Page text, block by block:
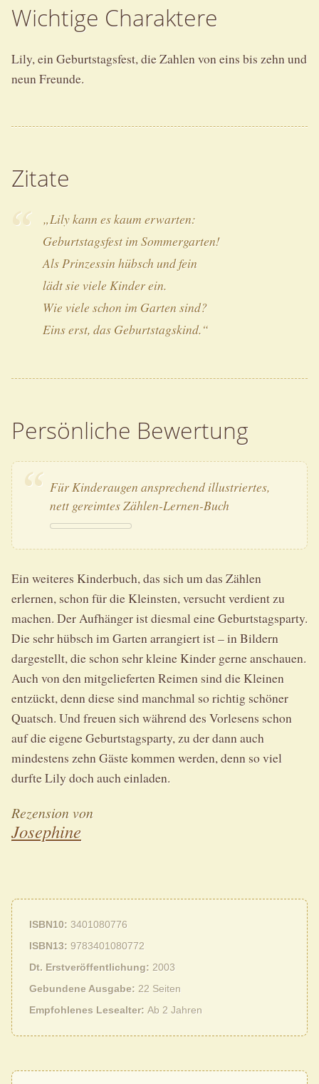
Wichtige Charaktere
Lily, ein Geburtstagsfest, die Zahlen von eins bis zehn und
neun Freunde.
Zitate
„Lily kann es kaum erwarten:
Geburtstagsfest im Sommergarten!
Als Prinzessin hübsch und fein
lädt sie viele Kinder ein.
Wie viele schon im Garten sind?
Eins erst, das Geburtstagskind.“
Persönliche Bewertung
Für Kinderaugen ansprechend illustriertes,
nett gereimtes Zählen-Lernen-Buch
Ein weiteres Kinderbuch, das sich um das Zählen
erlernen, schon für die Kleinsten, versucht verdient zu
machen. Der Aufhänger ist diesmal eine Geburtstagsparty.
Die sehr hübsch im Garten arrangiert ist – in Bildern
dargestellt, die schon sehr kleine Kinder gerne anschauen.
Auch von den mitgelieferten Reimen sind die Kleinen
entzückt, denn diese sind manchmal so richtig schöner
Quatsch. Und freuen sich während des Vorlesens schon
auf die eigene Geburtstagsparty, zu der dann auch
mindestens zehn Gäste kommen werden, denn so viel
durfte Lily doch auch einladen.
Rezension von
Josephine
ISBN10
3401080776
ISBN13 9783401080772
Dt. Erstveröffentlichung
2003
Gebundene Ausgabe 22 Seiten
Empfohlenes Lesealter Ab 2 Jahren